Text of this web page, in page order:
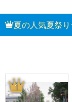
夏の人気夏祭り
1